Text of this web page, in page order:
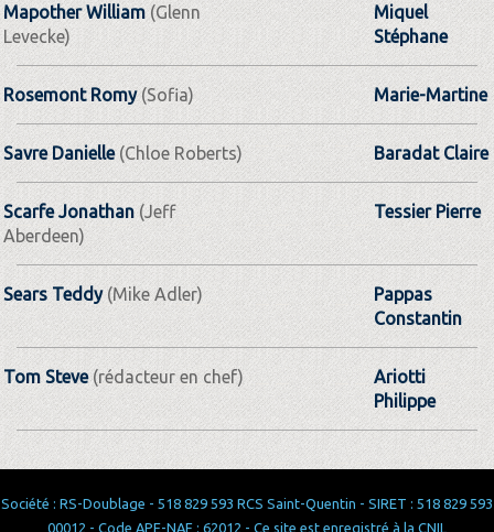
Mapother William (Glenn
Levecke)
Miquel
Stéphane
Rosemont Romy(Sofia) Marie-Martine
Savre Danielle(Chloe Roberts) Baradat Claire
Scarfe Jonathan(Jeff
Aberdeen)
Tessier Pierre
Sears Teddy(Mike Adler)
Pappas
Constantin
Tom Steve(rédacteur en chef)
Ariotti
Philippe
Société : RS-Doublage - 518 829 593 RCS Saint-Quentin - SIRET : 518 829 593
00012 - Code APE-NAF : 62012 - Ce site est enregistré à la CNIL